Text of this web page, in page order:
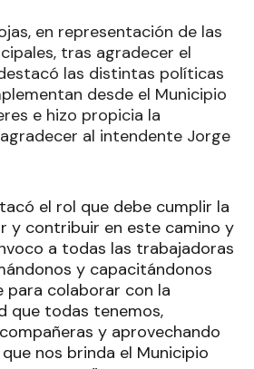
en representación de las
tras agradecer el
las distintas políticas
desde el Municipio
e hizo propicia la
al intendente Jorge
el rol que debe cumplir la
y contribuir en este camino y
a todas las trabajadoras
y capacitándonos
para colaborar con la
que todas tenemos,
y aprovechando
nos brinda el Municipio